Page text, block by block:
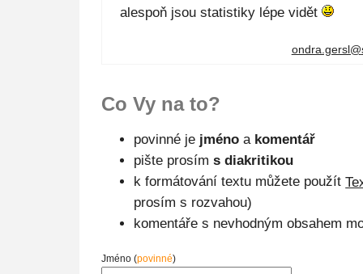
alespoň jsou statistiky lépe vidět
ondra.gersl@
Co Vy na to?
povinné je jméno a komentář
pište prosíms diakritikou
k formátování textu můžete použít
prosím s rozvahou)
komentáře s nevhodným obsahem
Jméno (povinné)